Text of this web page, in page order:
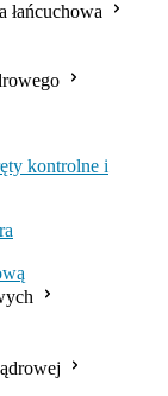
łańcuchowa
kontrolne i